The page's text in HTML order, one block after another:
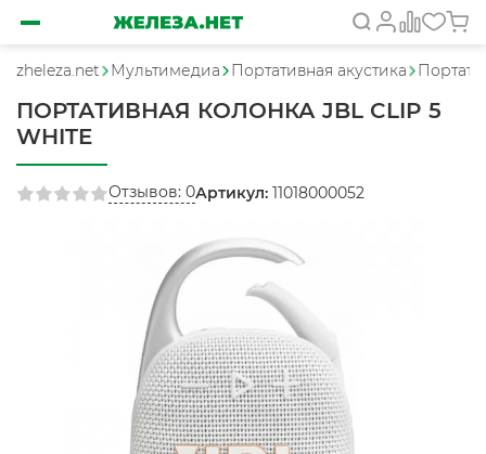
zheleza.net Мультимедиа Портативная акустика
ПОРТАТИВНАЯ КОЛОНКА JBL CLIP 5
WHITE
Отзывов: 0Артикул: 11018000052